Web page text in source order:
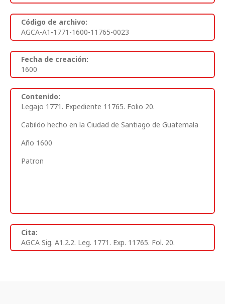
Código de archivo:
AGCA-A1-1771-1600-11765-0023
Fecha de creación:
1600
Contenido:
Legajo 1771. Expediente 11765. Folio 20.
Cabildo hecho en la Ciudad de Santiago de Guatemala
Año 1600
Patron
Cita:
AGCA Sig. A1.2.2. Leg. 1771. Exp. 11765. Fol. 20.